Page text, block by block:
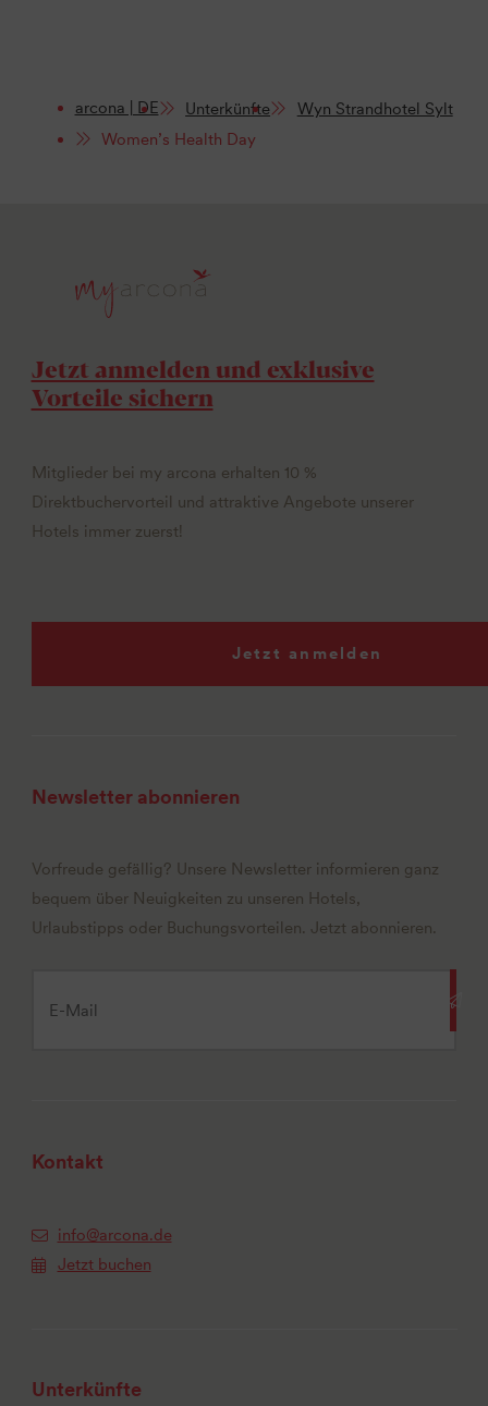
arcona | DE Unterkünfte
Wyn Strandhotel Sylt
Women’s Health Day
Jetzt anmelden und exklusive
Vorteile sichern
Mitglieder bei my arcona erhalten 10 %
Direktbuchervorteil und attraktive Angebote unserer
Hotels immer zuerst!
Jetzt anmelden
Newsletter abonnieren
Vorfreude gefällig? Unsere Newsletter informieren ganz
bequem über Neuigkeiten zu unseren Hotels,
Urlaubstipps oder Buchungsvorteilen. Jetzt abonnieren.
Kontakt
info@arcona.de
Jetzt buchen
Unterkünfte